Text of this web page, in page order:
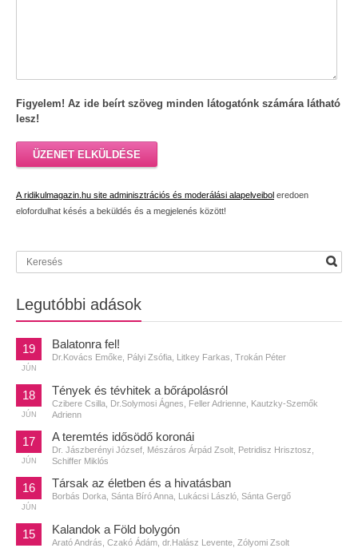
Figyelem! Az ide beírt szöveg minden látogatónk számára látható
lesz!
ÜZENET ELKÜLDÉSE
A ridikulmagazin.hu site adminisztrációs és moderálási alapelveibol eredoen
elofordulhat késés a beküldés és a megjelenés között!
Legutóbbi adások
19
JÚN
Balatonra fel!
Dr.Kovács Emőke, Pályi Zsófia, Litkey Farkas, Trokán Péter
18
JÚN
Tények és tévhitek a bőrápolásról
Czibere Csilla, Dr.Solymosi Ágnes, Feller Adrienne, Kautzky-Szemők
Adrienn
17
JÚN
A teremtés idősödő koronái
Dr. Jászberényi József, Mészáros Árpád Zsolt, Petridisz Hrisztosz,
Schiffer Miklós
16
JÚN
Társak az életben és a hivatásban
Borbás Dorka, Sánta Bíró Anna, Lukácsi László, Sánta Gergő
15 Kalandok a Föld bolygón
Arató András, Czakó Ádám, dr.Halász Levente, Zólyomi Zsolt